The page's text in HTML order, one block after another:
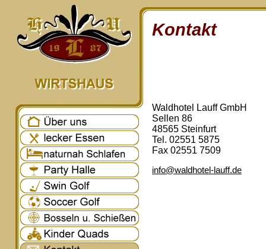
Kontakt
Waldhotel Lauff GmbH
Sellen 86
48565 Steinfurt
Tel. 02551 5875
Fax 02551 7509
info@waldhotel-lauff.de